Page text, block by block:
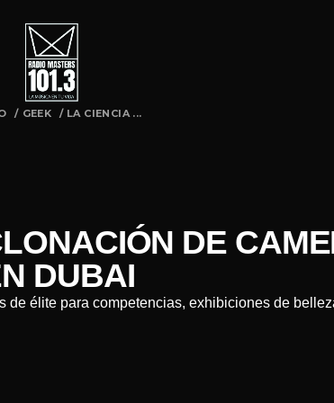
/ GEEK / LA CIENCIA ...
DE
DUBAI
élite para competencias, exhibiciones de